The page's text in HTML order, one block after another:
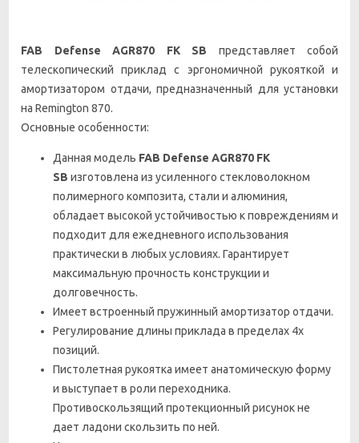
FAB Defense AGR870 FK SB представляет собой
телескопический приклад с эргономичной рукояткой и
амортизатором отдачи, предназначенный для установки
на Remington 870.
Основные особенности:
Данная модель FAB Defense AGR870 FK
SB изготовлена из усиленного стекловолокном
полимерного композита, стали и алюминия,
обладает высокой устойчивостью к повреждениям и
подходит для ежедневного использования
практически в любых условиях. Гарантирует
максимальную прочность конструкции и
долговечность.
Имеет встроенный пружинный амортизатор отдачи.
Регулирование длины приклада в пределах 4х
позиций.
Пистолетная рукоятка имеет анатомическую форму
и выступает в роли переходника.
Противоскользящий протекционный рисунок не
дает ладони скользить по ней.